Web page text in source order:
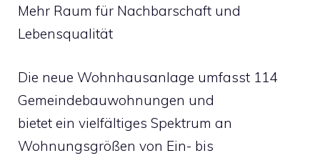
Mehr Raum für Nachbarschaft und
Lebensqualität
Die neue Wohnhausanlage umfasst 114
Gemeindebauwohnungen und
bietet ein vielfältiges Spektrum an
Wohnungsgrößen von Ein- bis